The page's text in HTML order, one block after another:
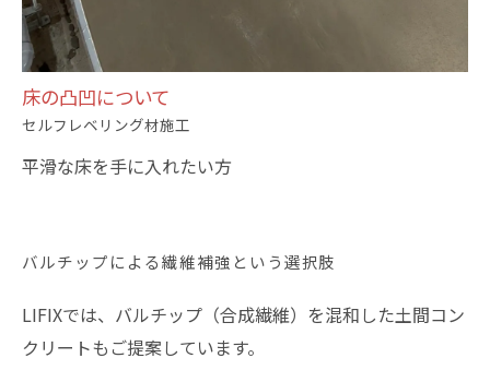
床の凸凹について
セルフレベリング材施工
平滑な床を手に入れたい方
バルチップによる繊維補強という選択肢
LIFIXでは、バルチップ（合成繊維）を混和した土間コン
クリートもご提案しています。